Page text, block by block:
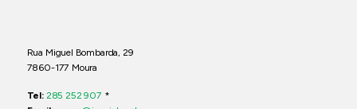
Rua Miguel Bombarda, 29
7860-177 Moura
Tel: 285 252 907 *